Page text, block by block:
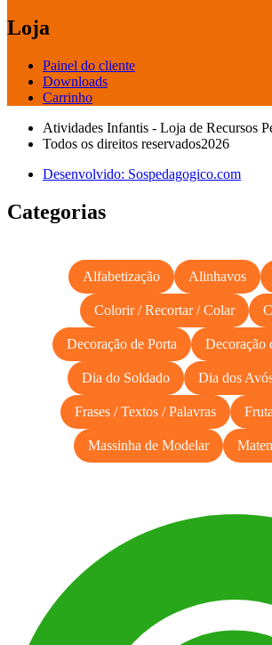
Loja
Painel do cliente
Downloads
Carrinho
Atividades Infantis - Loja de Recursos
Todos os direitos reservados2026
Desenvolvido: Sospedagogico.com
Categorias
Alfabetização Alinhavos
Colorir / Recortar / Colar
Decoração de Porta Decoração
Dia do Soldado Dia dos
Frases / Textos / Palavras
Massinha de Modelar